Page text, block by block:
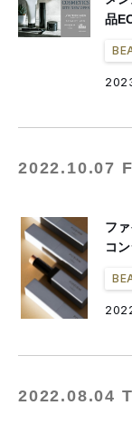
品
2022.10.07
フ
コ
2022.08.04